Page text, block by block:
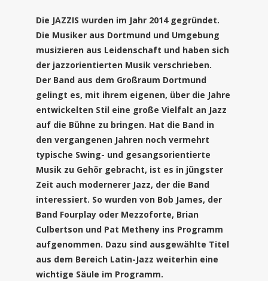
Die JAZZIS wurden im Jahr 2014 gegründet.
Die Musiker aus Dortmund und Umgebung
musizieren aus Leidenschaft und haben sich
der jazzorientierten Musik verschrieben.
Der Band aus dem Großraum Dortmund
gelingt es, mit ihrem eigenen, über die Jahre
entwickelten Stil eine große Vielfalt an Jazz
auf die Bühne zu bringen. Hat die Band in
den vergangenen Jahren noch vermehrt
typische Swing- und gesangsorientierte
Musik zu Gehör gebracht, ist es in jüngster
Zeit auch modernerer Jazz, der die Band
interessiert. So wurden von Bob James, der
Band Fourplay oder Mezzoforte, Brian
Culbertson und Pat Metheny ins Programm
aufgenommen. Dazu sind ausgewählte Titel
aus dem Bereich Latin-Jazz weiterhin eine
wichtige Säule im Programm.